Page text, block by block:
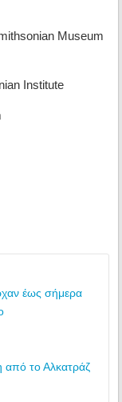
Museum
Institute
έως σήμερα
το Αλκατράζ